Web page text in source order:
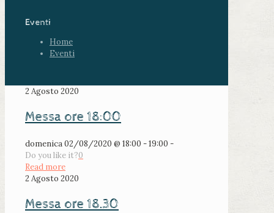
Eventi
Home
Eventi
2 Agosto 2020
Messa ore 18:00
domenica 02/08/2020 @ 18:00 - 19:00 -
Do you like it?0
Read more
2 Agosto 2020
Messa ore 18.30